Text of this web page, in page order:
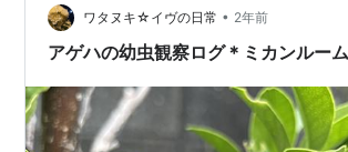
ワタヌキ☆イヴの日常 • 2年前
アゲハの幼虫観察ログ＊ミカンル